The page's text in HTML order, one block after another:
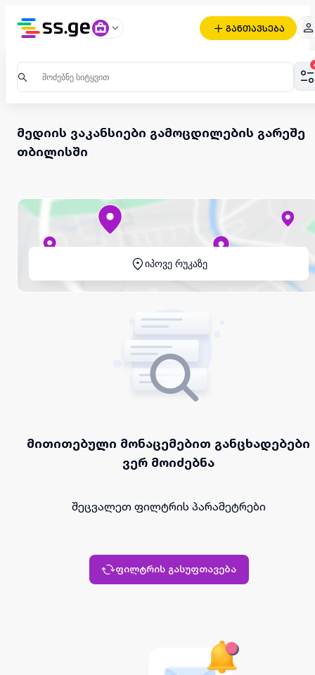
განთავსება
მედიის ვაკანსიები გამოცდილების გარეშე
თბილისში
იპოვე რუკაზე
მითითებული მონაცემებით განცხადებები
ვერ მოიძებნა
შეცვალეთ ფილტრის პარამეტრები
ფილტრის გასუფთავება